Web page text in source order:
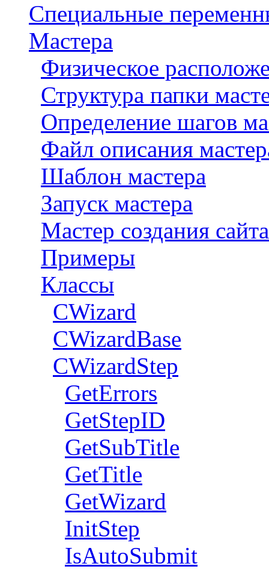
Специальные
Мастера
Физическое
Структура папки
Определение шагов
Файл описания
Шаблон мастера
Запуск мастера
Мастер создания сайта
Примеры
Классы
CWizard
СWizardBase
CWizardStep
GetErrors
GetStepID
GetSubTitle
GetTitle
GetWizard
InitStep
IsAutoSubmit